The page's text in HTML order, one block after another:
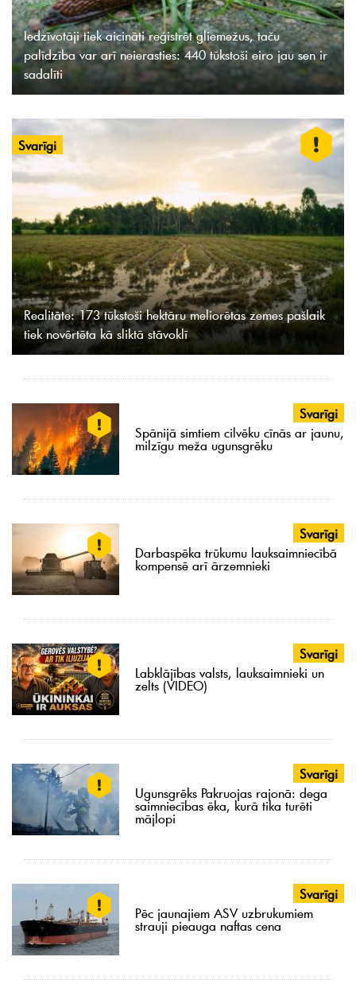
Iedzīvotāji tiek aicināti reģistrēt gliemežus, taču
palīdzība var arī neierasties: 440 tūkstoši eiro jau sen ir
sadalīti
Svarīgi
Realitāte: 173 tūkstoši hektāru meliorētas zemes pašlaik
tiek novērtēta kā sliktā stāvoklī
Svarīgi
Spānijā simtiem cilvēku cīnās ar jaunu,
milzīgu meža ugunsgrēku
Svarīgi
Darbaspēka trūkumu lauksaimniecībā
kompensē arī ārzemnieki
Svarīgi
Labklājības valsts, lauksaimnieki un
zelts (VIDEO)
Svarīgi
Ugunsgrēks Pakruojas rajonā: dega
saimniecības ēka, kurā tika turēti
mājlopi
Svarīgi
Pēc jaunajiem ASV uzbrukumiem
strauji pieauga naftas cena